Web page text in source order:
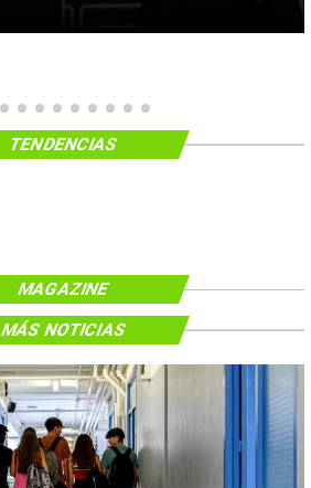
TENDENCIAS
MAGAZINE
MÁS NOTICIAS